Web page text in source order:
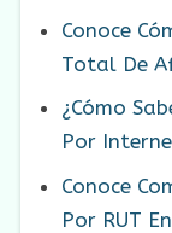
Conoce
Total De
¿Cómo
Por
Conoce
Por RUT